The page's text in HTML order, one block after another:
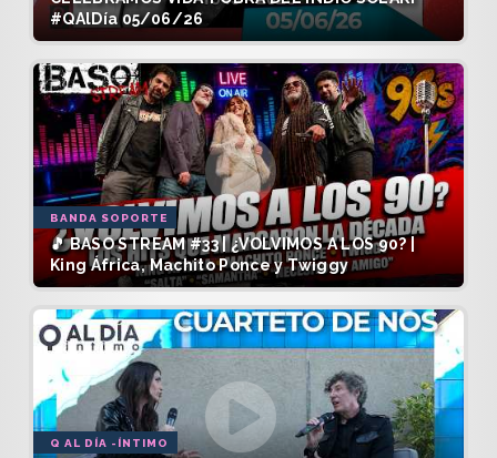
#QAlDía 05/06/26
BANDA SOPORTE
🎵 BASO STREAM #33 | ¿VOLVIMOS A LOS 90? |
King África, Machito Ponce y Twiggy
Q AL DÍA -ÍNTIMO